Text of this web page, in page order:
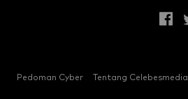
Pedoman Cyber Tentang Celebesmedia